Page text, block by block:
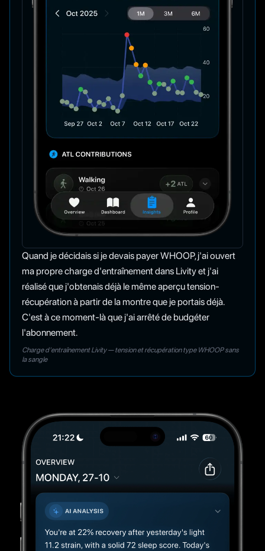
Quand je décidais si je devais payer WHOOP, j'ai ouvert
ma propre charge d'entraînement dans Livity et j'ai
réalisé que j'obtenais déjà le même aperçu tension-
récupération à partir de la montre que je portais déjà.
C'est à ce moment-là que j'ai arrêté de budgéter
l'abonnement.
Charge d'entraînement Livity — tension et récupération type WHOOP sans
la sangle